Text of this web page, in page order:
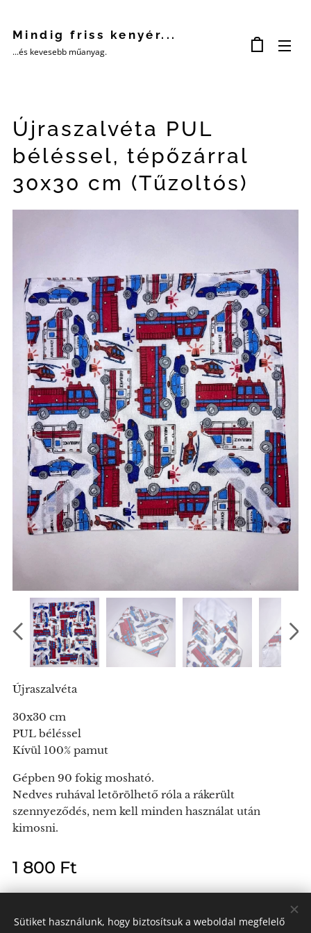
Mindig friss kenyér...
...és kevesebb műanyag.
Újraszalvéta PUL
béléssel, tépőzárral
30x30 cm (Tűzoltós)
Újraszalvéta
30x30 cm
PUL béléssel
Kívül 100% pamut
Gépben 90 fokig mosható.
Nedves ruhával letörölhető róla a rákerült
szennyeződés, nem kell minden használat után
kimosni.
1 800 Ft
Sütiket használunk, hogy biztosítsuk a weboldal megfelelő